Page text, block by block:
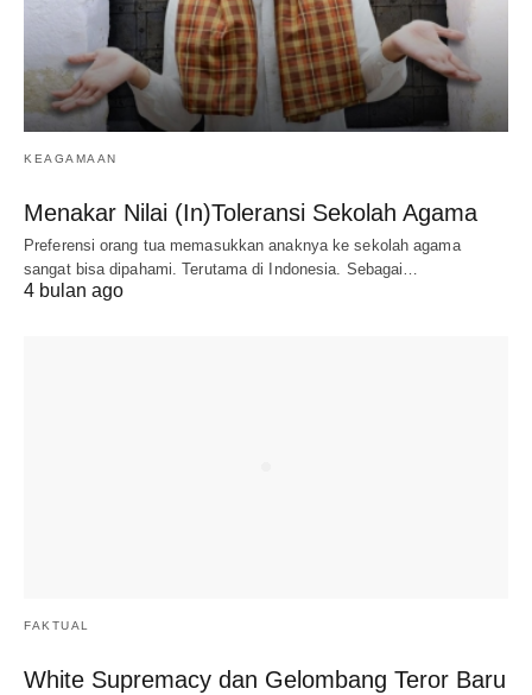
KEAGAMAAN
Menakar Nilai (In)Toleransi Sekolah Agama
Preferensi orang tua memasukkan anaknya ke sekolah agama
sangat bisa dipahami. Terutama di Indonesia. Sebagai…
4 bulan ago
FAKTUAL
White Supremacy dan Gelombang Teror Baru